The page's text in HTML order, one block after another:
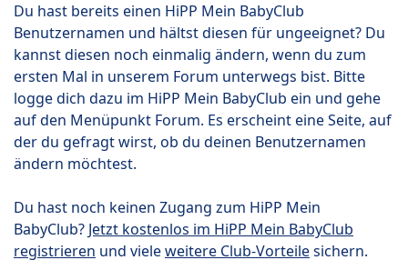
Du hast bereits einen HiPP Mein BabyClub
Benutzernamen und hältst diesen für ungeeignet? Du
kannst diesen noch einmalig ändern, wenn du zum
ersten Mal in unserem Forum unterwegs bist. Bitte
logge dich dazu im HiPP Mein BabyClub ein und gehe
auf den Menüpunkt Forum. Es erscheint eine Seite, auf
der du gefragt wirst, ob du deinen Benutzernamen
ändern möchtest.
Du hast noch keinen Zugang zum HiPP Mein
BabyClub? Jetzt kostenlos im HiPP Mein BabyClub
registrieren und vieleweitere Club-Vorteilesichern.